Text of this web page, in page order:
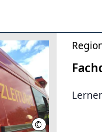
© Region Hannover